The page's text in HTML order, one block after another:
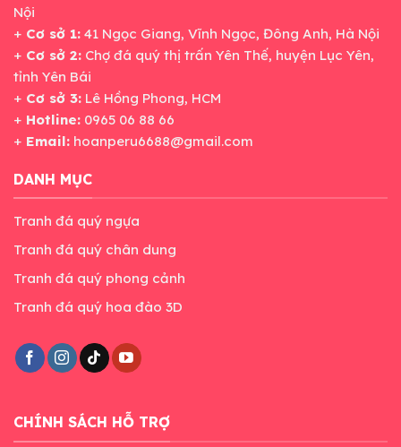
Nội
+ Cơ sở 1: 41 Ngọc Giang, Vĩnh Ngọc, Đông Anh, Hà Nội
+ Cơ sở 2: Chợ đá quý thị trấn Yên Thế, huyện Lục Yên,
tỉnh Yên Bái
+ Cơ sở 3: Lê Hồng Phong, HCM
+ Hotline: 0965 06 88 66
+ Email: hoanperu6688@gmail.com
DANH MỤC
Tranh đá quý ngựa
Tranh đá quý chân dung
Tranh đá quý phong cảnh
Tranh đá quý hoa đào 3D
CHÍNH SÁCH HỖ TRỢ